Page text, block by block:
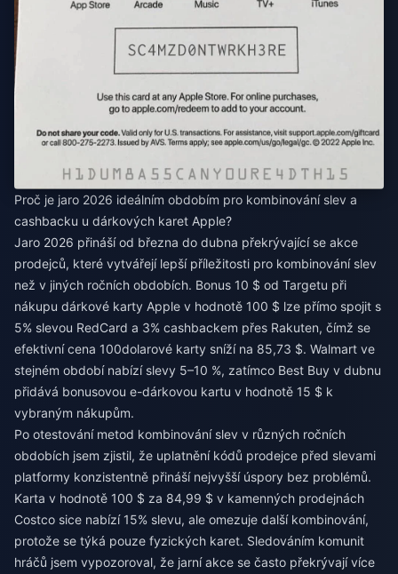
Proč je jaro 2026 ideálním obdobím pro kombinování slev a
cashbacku u dárkových karet Apple?
Jaro 2026 přináší od března do dubna překrývající se akce
prodejců, které vytvářejí lepší příležitosti pro kombinování slev
než v jiných ročních obdobích. Bonus 10 $ od Targetu při
nákupu dárkové karty Apple v hodnotě 100 $ lze přímo spojit s
5% slevou RedCard a 3% cashbackem přes Rakuten, čímž se
efektivní cena 100dolarové karty sníží na 85,73 $. Walmart ve
stejném období nabízí slevy 5–10 %, zatímco Best Buy v dubnu
přidává bonusovou e-dárkovou kartu v hodnotě 15 $ k
vybraným nákupům.
Po otestování metod kombinování slev v různých ročních
obdobích jsem zjistil, že uplatnění kódů prodejce před slevami
platformy konzistentně přináší nejvyšší úspory bez problémů.
Karta v hodnotě 100 $ za 84,99 $ v kamenných prodejnách
Costco sice nabízí 15% slevu, ale omezuje další kombinování,
protože se týká pouze fyzických karet. Sledováním komunit
hráčů jsem vypozoroval, že jarní akce se často překrývají více